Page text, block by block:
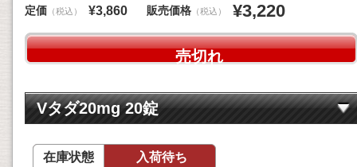
定価 （税込） ¥3,860 販売価格 （税込） ¥3,220
売切れ
Vタダ20mg 20錠
在庫状態 入荷待ち